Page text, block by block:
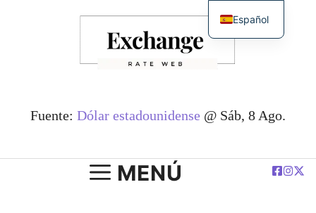
Fuente: Dólar estadounidense @ Sáb, 8 Ago.
MENÚ
Español
English
简体中文
Français
Polski